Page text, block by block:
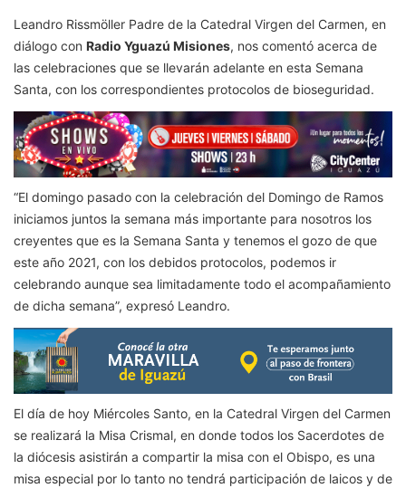
Leandro Rissmöller Padre de la Catedral Virgen del Carmen, en
diálogo con Radio Yguazú Misiones, nos comentó acerca de
las celebraciones que se llevarán adelante en esta Semana
Santa, con los correspondientes protocolos de bioseguridad.
“El domingo pasado con la celebración del Domingo de Ramos
iniciamos juntos la semana más importante para nosotros los
creyentes que es la Semana Santa y tenemos el gozo de que
este año 2021, con los debidos protocolos, podemos ir
celebrando aunque sea limitadamente todo el acompañamiento
de dicha semana”, expresó Leandro.
El día de hoy Miércoles Santo, en la Catedral Virgen del Carmen
se realizará la Misa Crismal, en donde todos los Sacerdotes de
la diócesis asistirán a compartir la misa con el Obispo, es una
misa especial por lo tanto no tendrá participación de laicos y de